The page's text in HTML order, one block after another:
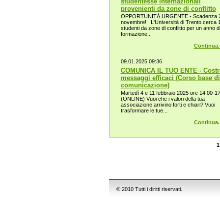
provenienti da zone di conflitto
OPPORTUNITÀ URGENTE - Scadenza
novembre! L'Università di Trento cerca
studenti da zone di conflitto per un anno di
formazione...
09.01.2025 09:36
COMUNICA IL TUO ENTE -
messaggi efficaci (Corso base di
comunicazione)
Martedì 4 e 11 febbraio 2025 ore 14.00-
(ONLINE) Vuoi che i valori della tua
associazione arrivino forti e chiari? Vuoi
trasformare le tue...
1
© 2010 Tutti i diritti riservati.